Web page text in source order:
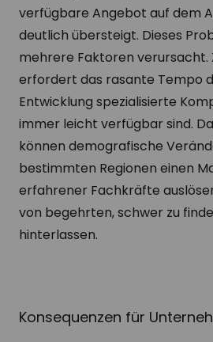
verfügbare Angebot auf dem
deutlich übersteigt. Dieses
mehrere Faktoren verursacht.
erfordert das rasante Tempo
Entwicklung spezialisierte
immer leicht verfügbar sind.
können demografische
bestimmten Regionen einen
erfahrener Fachkräfte
von begehrten, schwer zu
hinterlassen.
Konsequenzen für